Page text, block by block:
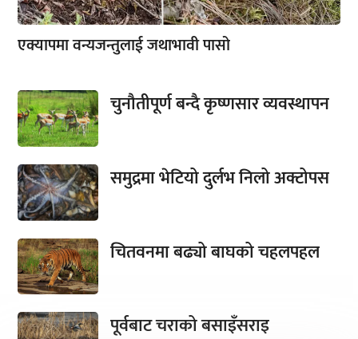
एक्यापमा वन्यजन्तुलाई जथाभावी पासो
चुनौतीपूर्ण बन्दै कृष्णसार व्यवस्थापन
समुद्रमा भेटियो दुर्लभ निलो अक्टोपस
चितवनमा बढ्यो बाघको चहलपहल
पूर्वबाट चराको बसाइँसराइ